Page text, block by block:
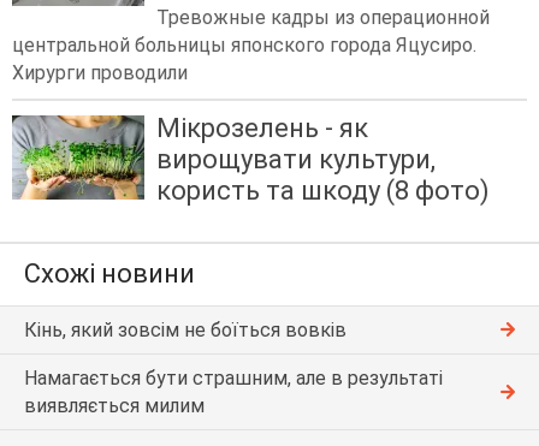
Тревожные кадры из операционной
центральной больницы японского города Яцусиро.
Хирурги проводили
Мікрозелень - як
вирощувати культури,
користь та шкоду (8 фото)
Схожі новини
Кінь, який зовсім не боїться вовків
Намагається бути страшним, але в результаті
виявляється милим